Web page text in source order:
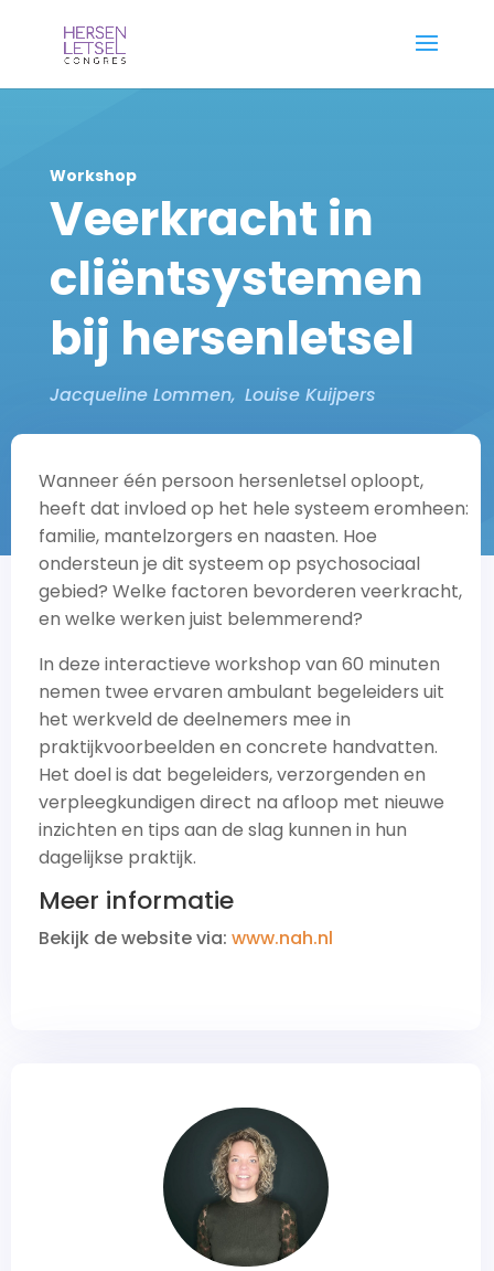
Workshop
Veerkracht in
cliëntsystemen
bij hersenletsel
Jacqueline Lommen Louise Kuijpers
Wanneer één persoon hersenletsel oploopt,
heeft dat invloed op het hele systeem eromheen:
familie, mantelzorgers en naasten. Hoe
ondersteun je dit systeem op psychosociaal
gebied? Welke factoren bevorderen veerkracht,
en welke werken juist belemmerend?
In deze interactieve workshop van 60 minuten
nemen twee ervaren ambulant begeleiders uit
het werkveld de deelnemers mee in
praktijkvoorbeelden en concrete handvatten.
Het doel is dat begeleiders, verzorgenden en
verpleegkundigen direct na afloop met nieuwe
inzichten en tips aan de slag kunnen in hun
dagelijkse praktijk.
Meer informatie
Bekijk de website via:www.nah.nl